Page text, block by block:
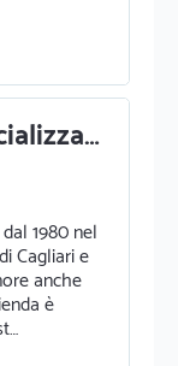
Professionista specializzato in idraulico a san vito
1980 nel
Cagliari e
anche
è